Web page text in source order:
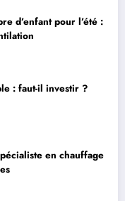
d’enfant pour l’été :
: faut-il investir ?
en chauffage